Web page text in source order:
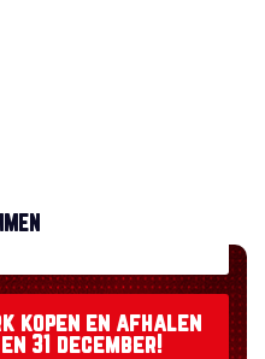
kopen en afhalen
31 december!